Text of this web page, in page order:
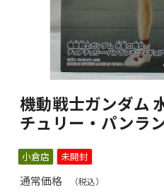
機動戦士ガンダム
チュリー・パンラ
小倉店 未開封
通常価格 （税込）